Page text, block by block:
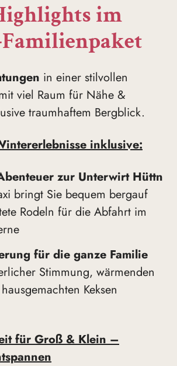
im
in einer stilvollen
viel Raum für Nähe &
traumhaftem Bergblick.
inklusive:
zur Unterwirt Hüttn
bringt Sie bequem bergauf
Rodeln für die Abfahrt im
für die ganze Familie
Stimmung, wärmenden
Keksen
für Groß & Klein –